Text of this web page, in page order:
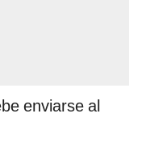
enviarse al